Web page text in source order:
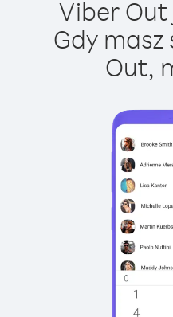
Viber
Gdy
Out,